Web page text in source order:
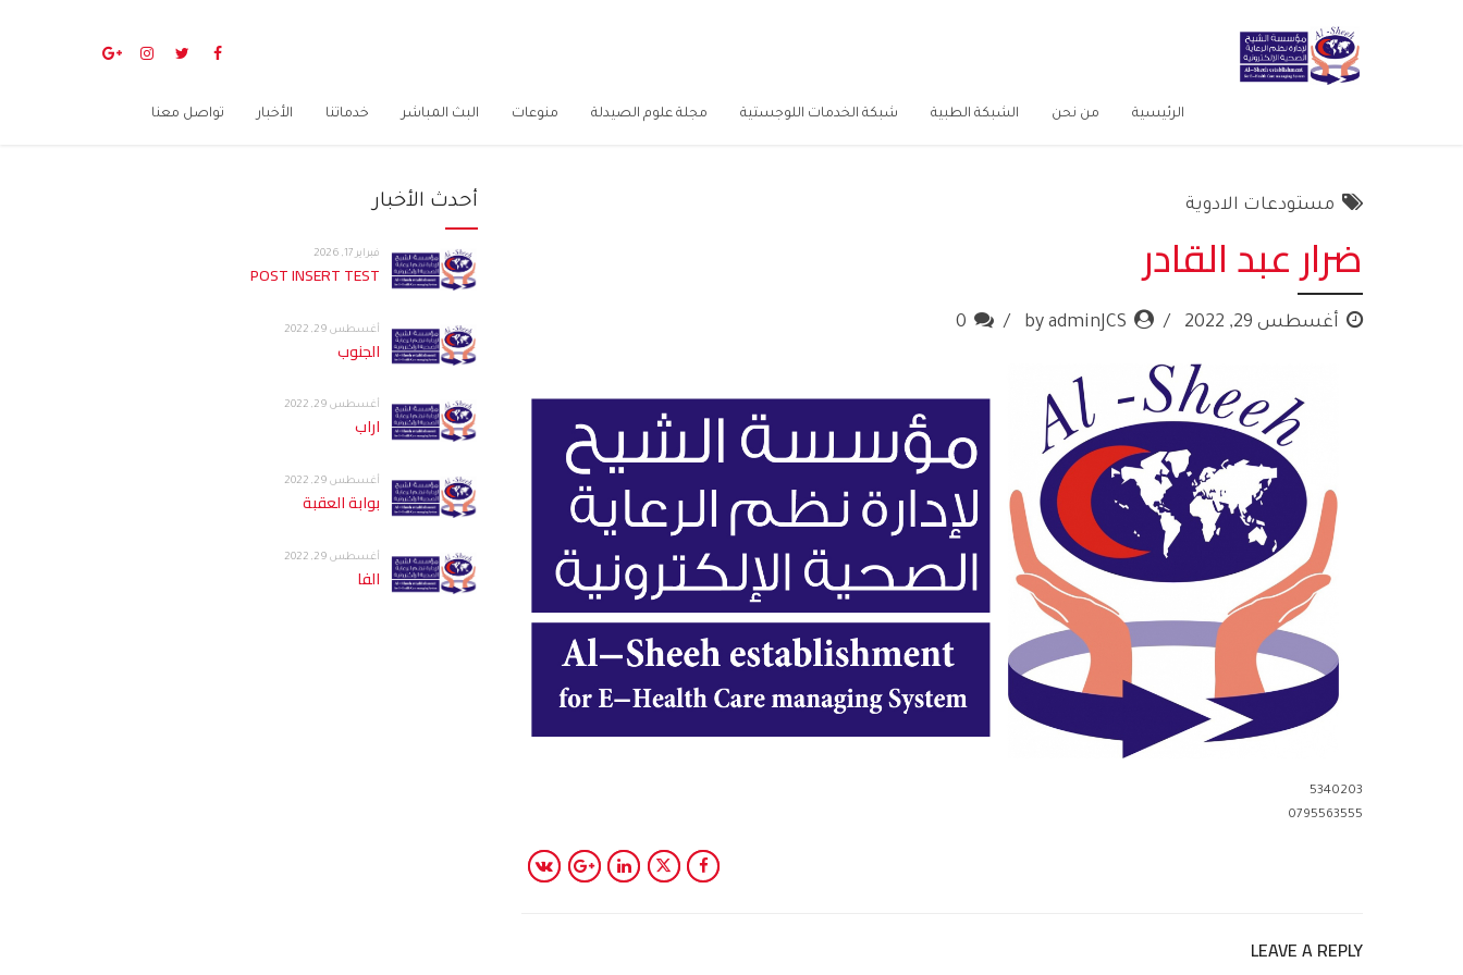
الرئيسية من نحن الشبكة الطبية شبكة الخدمات اللوجستية مجلة علوم الصيدلة منوعات البث المباشر خدماتنا الأخبار تواصل معنا
مستودعات الادوية
ضرار عبد القادر
أغسطس 29, 2022 by adminJCS
0
5340203
0795563555
LEAVE A REPLY
أحدث الأخبار
فبراير 17, 2026
POST INSERT TEST
أغسطس 29, 2022
الجنوب
أغسطس 29, 2022
اراب
أغسطس 29, 2022
بوابة العقبة
أغسطس 29, 2022
الفا